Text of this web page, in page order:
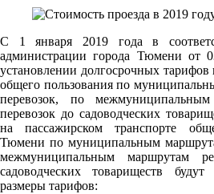
С 1 января 2019 года в
администрации города Тюмени
установлении долгосрочных тарифов
общего пользования по
перевозок, по
перевозок до садоводческих
на пассажирском транспорте
Тюмени по муниципальным
межмуниципальным маршрутам
садоводческих товариществ
размеры тарифов: